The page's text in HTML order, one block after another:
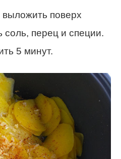
выложить поверх
соль, перец и специи.
5 минут.